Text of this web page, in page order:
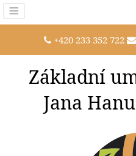
+420 233 352 722
Základní
Jana